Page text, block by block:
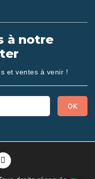
à notre
et ventes à venir !